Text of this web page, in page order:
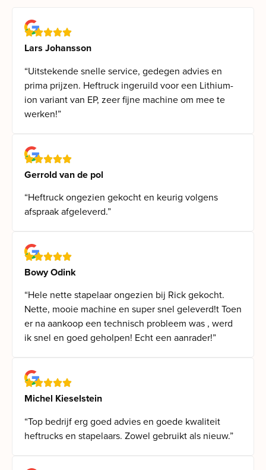
Lars Johansson
“Uitstekende snelle service, gedegen advies en
prima prijzen. Heftruck ingeruild voor een Lithium-
ion variant van EP, zeer fijne machine om mee te
werken!”
Gerrold van de pol
“Heftruck ongezien gekocht en keurig volgens
afspraak afgeleverd.”
Bowy Odink
“Hele nette stapelaar ongezien bij Rick gekocht.
Nette, mooie machine en super snel geleverd!t Toen
er na aankoop een technisch probleem was , werd
ik snel en goed geholpen! Echt een aanrader!”
Michel Kieselstein
“Top bedrijf erg goed advies en goede kwaliteit
heftrucks en stapelaars. Zowel gebruikt als nieuw.”